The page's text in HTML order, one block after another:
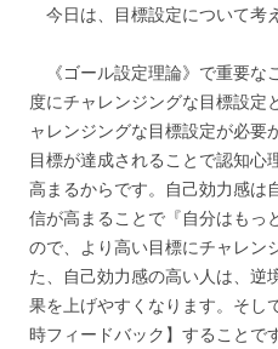
今日は、目標設定について考
《ゴール設定理論》で重要な
度にチャレンジングな目標設定
ャレンジングな目標設定が必要
目標が達成されることで認知心
高まるからです。自己効力感は
信が高まることで『自分はもっ
ので、より高い目標にチャレン
た、自己効力感の高い人は、逆
果を上げやすくなります。そし
時フィードバック】することで